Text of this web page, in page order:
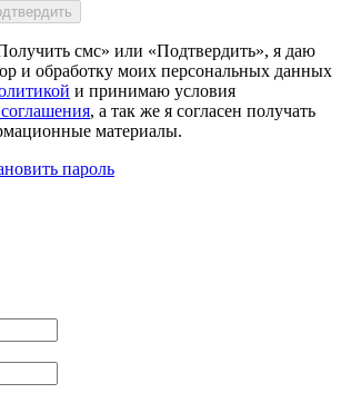
смс» или «Подтвердить», я даю
и обработку моих персональных данных
и принимаю условия
, а так же я согласен получать
материалы.
пароль